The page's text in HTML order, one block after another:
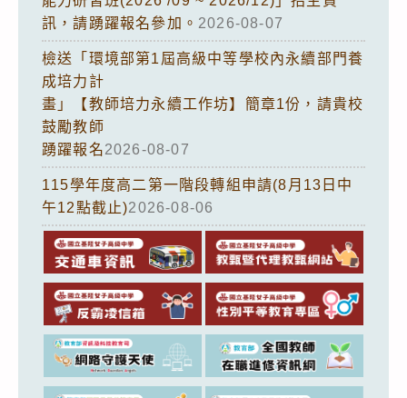
訊，請踴躍報名參加。 2026-08-07
檢送「環境部第1屆高級中等學校內永續部門養
成培力計
畫」【教師培力永續工作坊】簡章1份，請貴校
鼓勵教師
踴躍報名2026-08-07
115學年度高二第一階段轉組申請(8月13日中
午12點截止)2026-08-06